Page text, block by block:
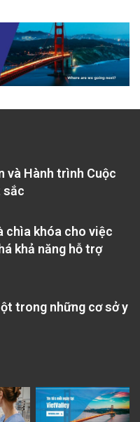
và Hành trình Cuộc
sắc
chìa khóa cho việc
khả năng hỗ trợ
trong những cơ sở y